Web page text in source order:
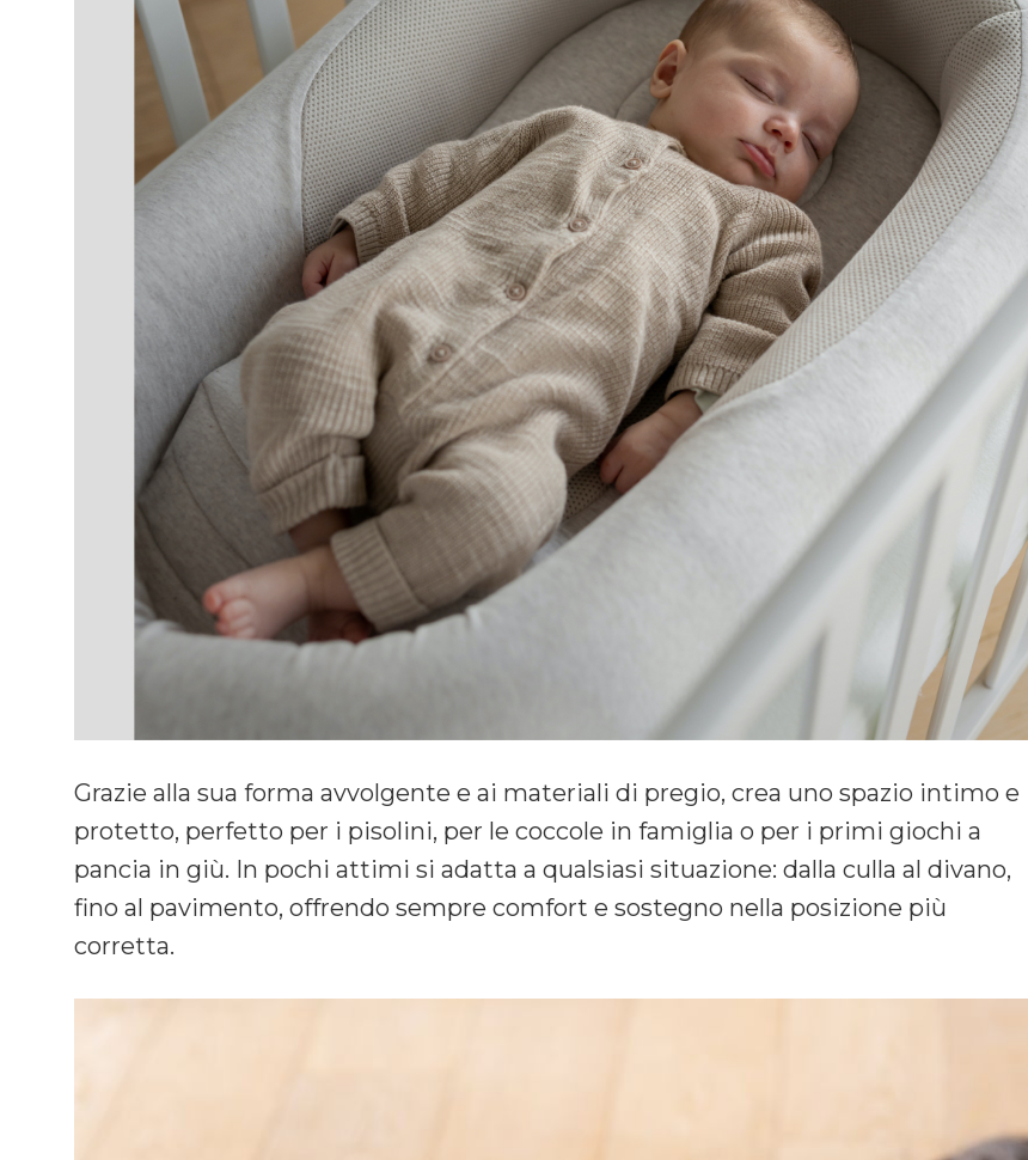
Grazie alla sua forma avvolgente e ai materiali di pregio, crea uno spazio intimo e
protetto, perfetto per i pisolini, per le coccole in famiglia o per i primi giochi a
pancia in giù. In pochi attimi si adatta a qualsiasi situazione: dalla culla al divano,
fino al pavimento, offrendo sempre comfort e sostegno nella posizione più
corretta.